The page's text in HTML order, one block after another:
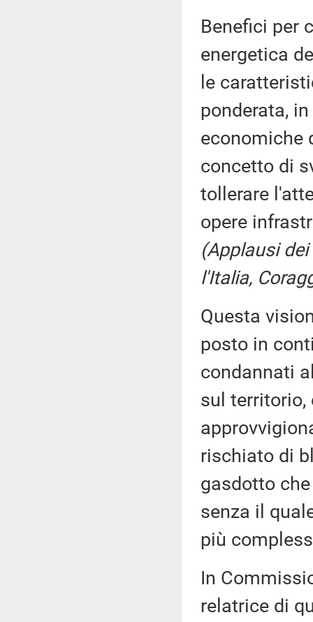
Benefici per
energetica
le
ponderata,
economiche
concetto di
tollerare
opere
(Applausi
l'Italia,
Questa
posto in
condannati
sul territorio,
rischiato di
gasdotto
senza il
più
In
relatrice di